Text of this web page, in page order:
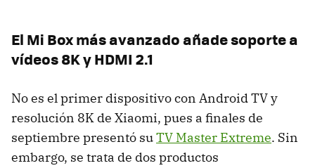
El Mi Box más avanzado añade soporte a
vídeos 8K y HDMI 2.1
No es el primer dispositivo con Android TV y
resolución 8K de Xiaomi, pues a finales de
septiembre presentó suTV Master Extreme. Sin
embargo, se trata de dos productos